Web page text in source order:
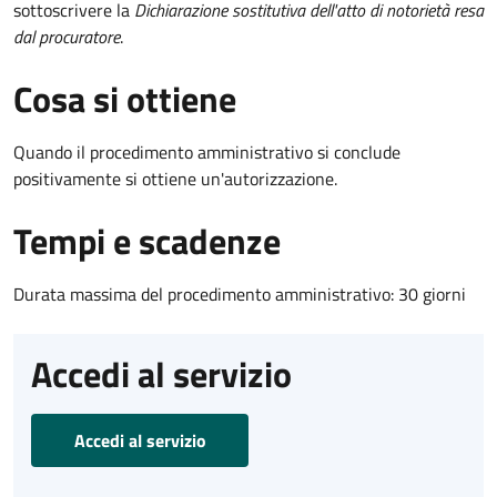
sottoscrivere la Dichiarazione sostitutiva dell'atto di notorietà resa
dal procuratore.
Cosa si ottiene
Quando il procedimento amministrativo si conclude
positivamente si ottiene un'autorizzazione.
Tempi e scadenze
Durata massima del procedimento amministrativo: 30 giorni
Accedi al servizio
Accedi al servizio